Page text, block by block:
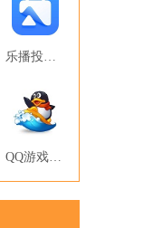
乐播投屏PC版
QQ游戏大厅